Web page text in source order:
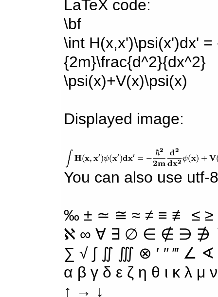
LaTeX code:
\bf
\int H(x,x')\psi(x')dx'
{2m}\frac{d^2}{dx^2}
\psi(x)+V(x)\psi(x)
Displayed image:
You can also use utf-
‰ ± ≃ ≅ ≈ ≠ ≡ ≢ ≤
ℵ ∞ ∀ ∃ ∅ ∈ ∉ ∋ ∌
∑ √ ∫ ∬ ∭ ⊗ ′ ″ ‴ ∠
α β γ δ ε ζ η θ ι κ λ
↑ → ↓